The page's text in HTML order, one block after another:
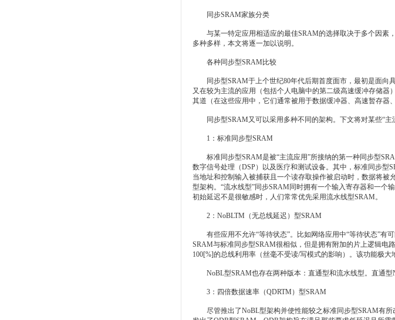
同步SRAM家族分类
与某一特定应用相适应的最佳SRAM的选择取决于多个因素
多种多样，本文将逐一加以说明。
各种同步型SRAM比较
同步型SRAM于上个世纪80年代后期首度面市，最初是面向
又在较为主流的应用（包括个人电脑中的第二级高速缓冲存储
其道（在这些应用中，它们通常被用于数据缓冲器、高速暂存器
同步型SRAM又可以采用多种不同的架构。下文将对某些“主
1：标准同步型SRAM
标准同步型SRAM是被“主流应用”所接纳的第一种同步型
数字信号处理（DSP）以及医疗和测试设备。其中，标准同步型
当地址和控制输入被捕获且一个读存取操作被启动时，数据将
型架构。“流水线型”同步SRAM同时拥有一个输入寄存器和一
初始延迟不是很敏感时，人们常常优先采用流水线型SRAM。
2：NoBLTM（无总线延迟）型SRAM
有些应用不允许“等待状态”。比如网络应用中“等待状态”有
SRAM与标准同步型SRAM很相似，但是拥有附加的片上逻辑电
100[%]的总线利用率（丝毫不受读/写模式的影响）。该功能极
NoBL型SRAM也存在两种版本：直通型和流水线型。直通型
3：四倍数据速率（QDRTM）型SRAM
尽管推出了NoBL型架构并使性能较之标准同步型SRAM有所